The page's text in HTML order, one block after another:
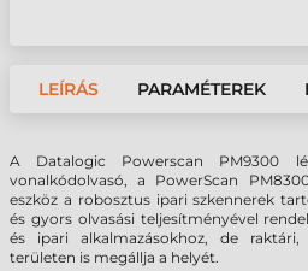
LEÍRÁS PARAMÉTEREK
A Datalogic Powerscan PM9300
vonalkódolvasó, a PowerScan
eszköz a robosztus ipari szkennerek
és gyors olvasási teljesítményével
és ipari alkalmazásokhoz, de raktári,
területen is megállja a helyét.